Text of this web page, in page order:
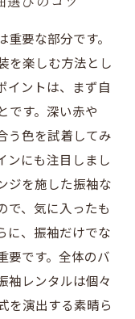
要な部分です。
を楽しむ方法とし
イントは、まず自
です。深い赤や
う色を試着してみ
ンにも注目しまし
ジを施した振袖な
で、気に入ったも
に、振袖だけでな
要です。全体のバ
袖レンタルは個々
を演出する素晴ら